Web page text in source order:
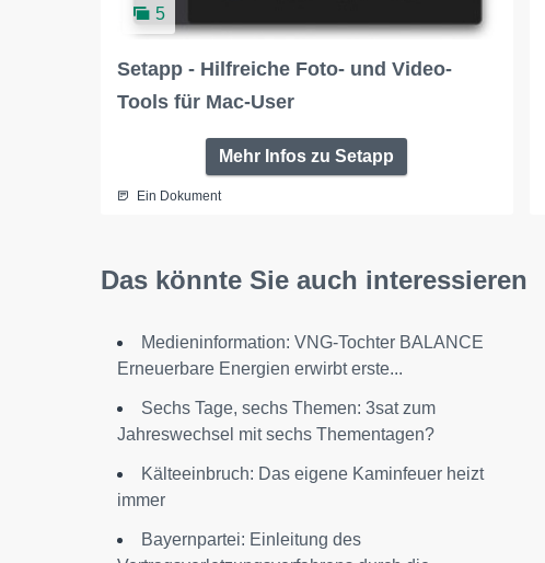
5
Setapp - Hilfreiche Foto- und Video-
Tools für Mac-User
Mehr Infos zu Setapp
Ein Dokument
Das könnte Sie auch interessieren
Medieninformation: VNG-Tochter BALANCE
Erneuerbare Energien erwirbt erste...
Sechs Tage, sechs Themen: 3sat zum
Jahreswechsel mit sechs Thementagen?
Kälteeinbruch: Das eigene Kaminfeuer heizt
immer
Bayernpartei: Einleitung des